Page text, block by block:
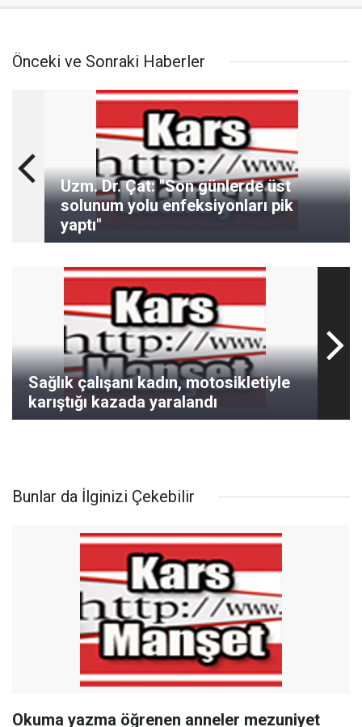
Önceki ve Sonraki Haberler
Uzm. Dr. Çat: "Son günlerde üst
solunum yolu enfeksiyonları pik
yaptı"
Sağlık çalışanı kadın, motosikletiyle
karıştığı kazada yaralandı
Bunlar da İlginizi Çekebilir
Okuma yazma öğrenen anneler mezuniyet